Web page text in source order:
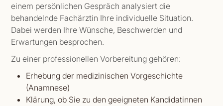
einem persönlichen Gespräch analysiert die
behandelnde Fachärztin Ihre individuelle Situation.
Dabei werden Ihre Wünsche, Beschwerden und
Erwartungen besprochen.
Zu einer professionellen Vorbereitung gehören:
Erhebung der medizinischen Vorgeschichte
(Anamnese)
Klärung, ob Sie zu den geeigneten Kandidatinnen